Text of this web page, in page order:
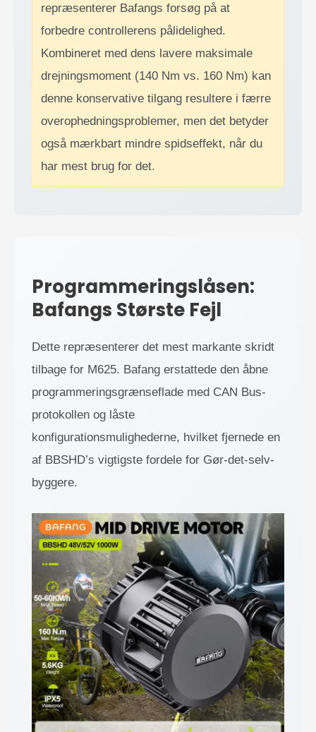
repræsenterer Bafangs forsøg på at
forbedre controllerens pålidelighed.
Kombineret med dens lavere maksimale
drejningsmoment (140 Nm vs. 160 Nm) kan
denne konservative tilgang resultere i færre
overophedningsproblemer, men det betyder
også mærkbart mindre spidseffekt, når du
har mest brug for det.
Programmeringslåsen:
Bafangs Største Fejl
Dette repræsenterer det mest markante skridt
tilbage for M625. Bafang erstattede den åbne
programmeringsgrænseflade med CAN Bus-
protokollen og låste
konfigurationsmulighederne, hvilket fjernede en
af BBSHD’s vigtigste fordele for Gør-det-selv-
byggere.